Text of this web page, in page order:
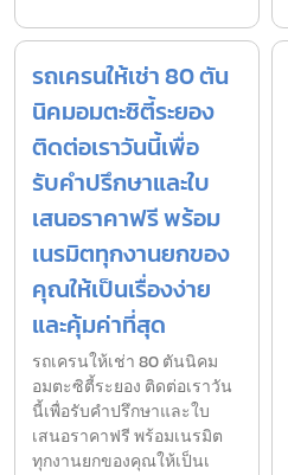
รถเครนให้เช่า 80 ตัน
นิคมอมตะซิตี้ระยอง
ติดต่อเราวันนี้เพื่อ
รับคำปรึกษาและใบ
เสนอราคาฟรี พร้อม
เนรมิตทุกงานยกของ
คุณให้เป็นเรื่องง่าย
และคุ้มค่าที่สุด
รถเครนให้เช่า 80 ตันนิคม
อมตะซิตี้ระยอง ติดต่อเราวัน
นี้เพื่อรับคำปรึกษาและใบ
เสนอราคาฟรี พร้อมเนรมิต
ทุกงานยกของคุณให้เป็นเ